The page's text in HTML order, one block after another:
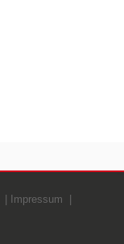
Impressum